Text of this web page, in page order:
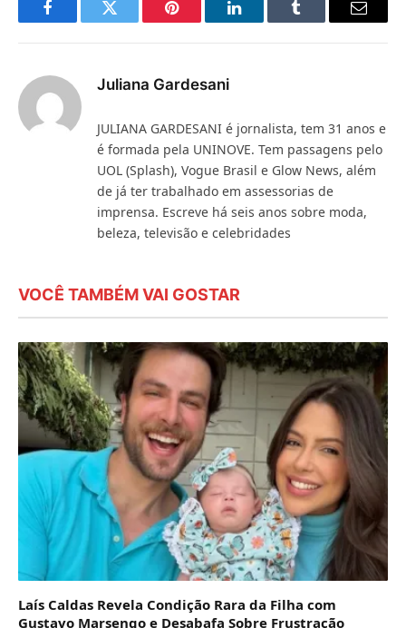
FacebookTwitter Pinterest LinkedInTumblr
E-
Juliana Gardesani
JULIANA GARDESANI é jornalista, tem 31 anos e
é formada pela UNINOVE. Tem passagens pelo
UOL (Splash), Vogue Brasil e Glow News, além
de já ter trabalhado em assessorias de
imprensa. Escreve há seis anos sobre moda,
beleza, televisão e celebridades
VOCÊ TAMBÉM VAI GOSTAR
Laís Caldas Revela Condição Rara da Filha com
Gustavo Marsengo e Desabafa Sobre Frustração